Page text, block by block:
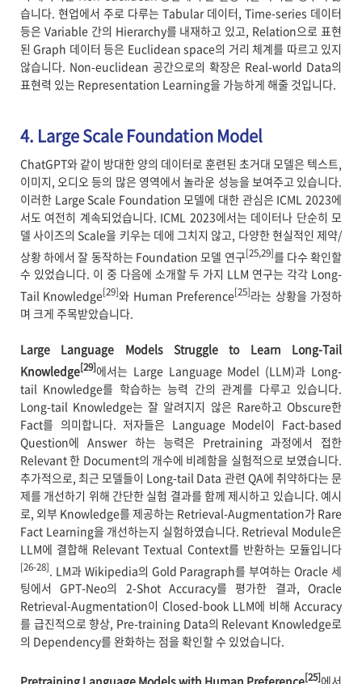
습니다. 현업에서 주로 다루는 Tabular 데이터, Time-series 데이터
등은 Variable 간의 Hierarchy를 내재하고 있고, Relation으로 표현
된 Graph 데이터 등은 Euclidean space의 거리 체계를 따르고 있지
않습니다. Non-euclidean 공간으로의 확장은 Real-world Data의
표현력 있는 Representation Learning을 가능하게 해줄 것입니다.
4. Large Scale Foundation Model
ChatGPT와 같이 방대한 양의 데이터로 훈련된 초거대 모델은 텍스트,
이미지, 오디오 등의 많은 영역에서 놀라운 성능을 보여주고 있습니다.
이러한 Large Scale Foundation 모델에 대한 관심은 ICML 2023에
서도 여전히 계속되었습니다. ICML 2023에서는 데이터나 단순히 모
델 사이즈의 Scale을 키우는 데에 그치지 않고, 다양한 현실적인 제약/
상황 하에서 잘 동작하는 Foundation 모델 연구[25,29]를 다수 확인할
수 있었습니다. 이 중 다음에 소개할 두 가지 LLM 연구는 각각 Long-
Tail Knowledge[29]와 Human Preference[25]라는 상황을 가정하
며 크게 주목받았습니다.
Large Language Models Struggle to Learn Long-Tail
Knowledge[29]에서는 Large Language Model (LLM)과 Long-
tail Knowledge를 학습하는 능력 간의 관계를 다루고 있습니다.
Long-tail Knowledge는 잘 알려지지 않은 Rare하고 Obscure한
Fact를 의미합니다. 저자들은 Language Model이 Fact-based
Question에 Answer 하는 능력은 Pretraining 과정에서 접한
Relevant 한 Document의 개수에 비례함을 실험적으로 보였습니다.
추가적으로, 최근 모델들이 Long-tail Data 관련 QA에 취약하다는 문
제를 개선하기 위해 간단한 실험 결과를 함께 제시하고 있습니다. 예시
로, 외부 Knowledge를 제공하는 Retrieval-Augmentation가 Rare
Fact Learning을 개선하는지 실험하였습니다. Retrieval Module은
LLM에 결합해 Relevant Textual Context를 반환하는 모듈입니다
[26-28] . LM과 Wikipedia의 Gold Paragraph를 부여하는 Oracle 세
팅에서 GPT-Neo의 2-Shot Accuracy를 평가한 결과, Oracle
Retrieval-Augmentation이 Closed-book LLM에 비해 Accuracy
를 급진적으로 향상, Pre-training Data의 Relevant Knowledge로
의 Dependency를 완화하는 점을 확인할 수 있었습니다.
[25]